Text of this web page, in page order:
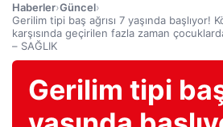
Haberler›Güncel›
Gerilim tipi baş ağrısı 7 yaşında başlıyor!
karşısında geçirilen fazla zaman
– SAĞLIK
Gerilim tipi baş